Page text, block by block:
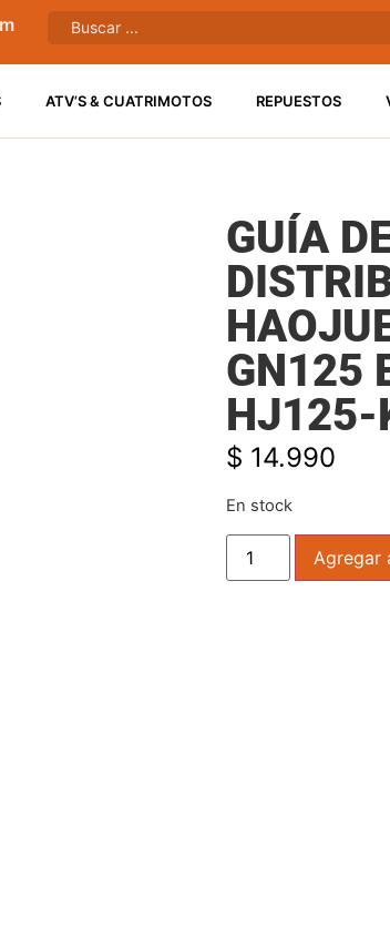
ATV’S & CUATRIMOTOS REPUESTOS
GUÍA
GN125
HJ125-
$ 14.990
En stock
Agregar